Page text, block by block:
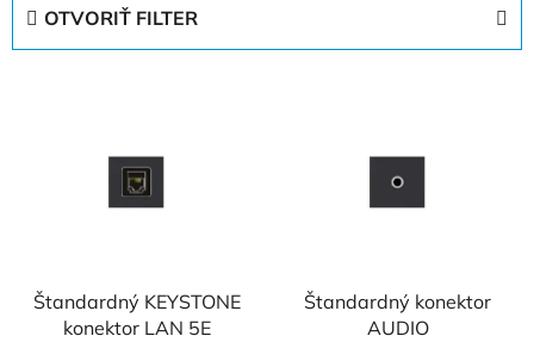
OTVORIŤ FILTER
Štandardný KEYSTONE
konektor LAN 5E
Štandardný konektor
AUDIO